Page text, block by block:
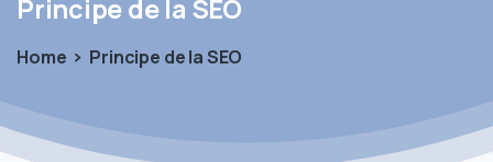
Principede la SEO
Home Principe de la SEO